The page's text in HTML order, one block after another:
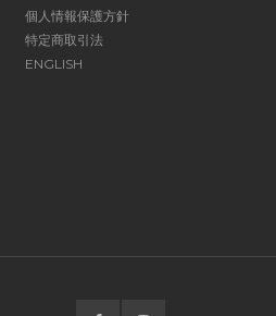
個人情報保護方針
特定商取引法
ENGLISH